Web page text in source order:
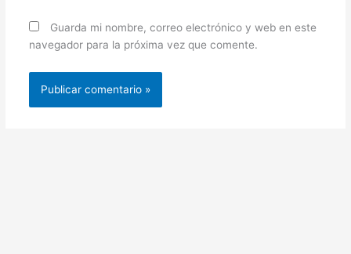
Guarda mi nombre, correo electrónico y web en este
navegador para la próxima vez que comente.